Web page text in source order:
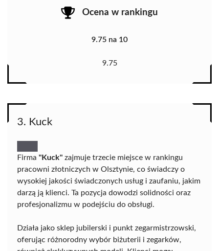
Ocena w rankingu
9.75 na 10
9.75
3. Kuck
Firma "Kuck" zajmuje trzecie miejsce w rankingu
pracowni złotniczych w Olsztynie, co świadczy o
wysokiej jakości świadczonych usług i zaufaniu, jakim
darzą ją klienci. Ta pozycja dowodzi solidności oraz
profesjonalizmu w podejściu do obsługi.
Działa jako sklep jubilerski i punkt zegarmistrzowski,
oferując różnorodny wybór biżuterii i zegarków,